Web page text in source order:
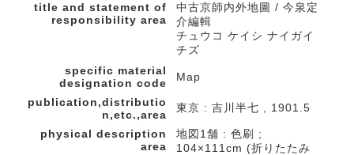
title and statement of
responsibility area
中古京師内外地圖 / 今泉定
介編輯
チュウコ ケイシ ナイガイ
チズ
specific material
designation code
Map
publication,distributio
n,etc.,area
東京 : 吉川半七 , 1901.5
physical description
area
地図1舗 : 色刷 ;
104×111cm (折りたたみ